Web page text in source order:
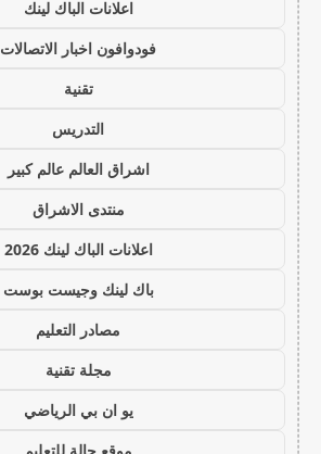
اعلانات الباك لينك
فودوافون اخبار الاتصالات
تقنية
التدريس
اشراق العالم عالم كبير
منتدى الاشراق
اعلانات الباك لينك 2026
باك لينك وجيست بوست
مصادر التعليم
مجلة تقنية
يو ان بي الرياضي